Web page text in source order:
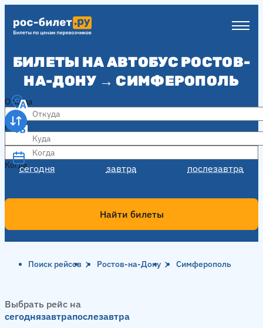
БИЛЕТЫ НА АВТОБУС РОСТОВ-
НА-ДОНУ → СИМФЕРОПОЛЬ
Откуда
Куда
Когда
сегодня завтра послезавтра
Когда
Найти билеты
Поиск рейсов Ростов-на-Дону Симферополь
Выбрать рейс на
сегоднязавтрапослезавтра